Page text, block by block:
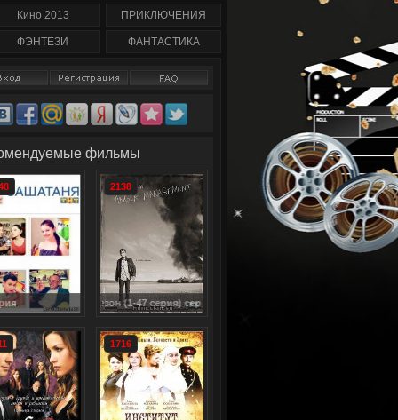
фильмы
СашаТаня (2013) 41 серия
2138
сезон (1-47 серия) сериал смотреть онлайн / Anger Management
1716
Кино 2013 ПРИКЛЮЧЕНИЯ
ФЭНТЕЗИ ФАНТАСТИКА